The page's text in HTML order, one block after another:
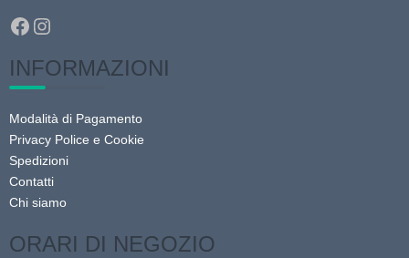
del
Facebook
Instagram
INFORMAZIONI
Modalità di Pagamento
Privacy Police e Cookie
Spedizioni
Contatti
Chi siamo
ORARI DI NEGOZIO